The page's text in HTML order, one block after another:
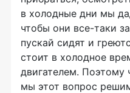
в холодные дни мы
чтобы они все-таки
пускай сидят и
стоит в холодное
двигателем. Поэтому
мы этот вопрос